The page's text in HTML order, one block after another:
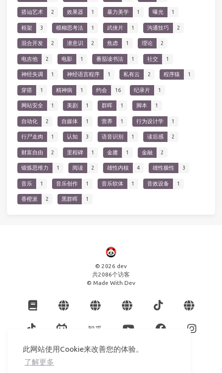
此网站使用Cookie来改善您的体验。
了解更多
搭讪艺术 2 效果器 1 暴力美学 1 曝光 1
框架 3 模糊思考法 1 武侠片 1 沟通技巧 2
混合开发 2 潜意识 2 焦虑 1 理论 2
电吉他 2 电影 1 番茄读书法 1 社交 1
神经失调 1 神经语言程序 1 私有云 2 程序猿 1
穿搭 1 精神病 1 约会 16 纪录片 1
网站安全 1 美剧 1 群晖 1 脚本 1
自动化 2 自媒体 1 营养 1 行为设计学 1
行尸走肉 1 认知 3 语音识别 1 读后感 2
财富自由 2 里程碑 1 金庸 1 金融 2
锻炼思维力 1 阅读 2 雄性内核 4 雄性极性 3
音乐 1 音乐创作 1 音乐软体 1 音效设备 1
香橙派 2 黑群晖 1
© 2026 dev
共2086个访客
© Made With Dev